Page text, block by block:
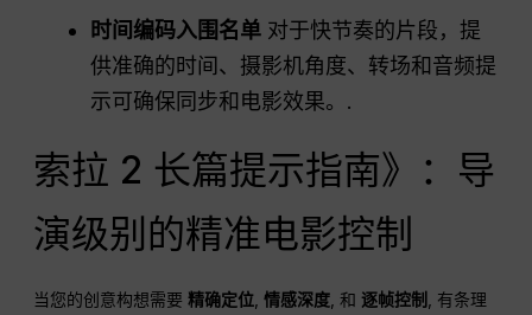
时间编码入围名单 对于快节奏的片段，提
供准确的时间、摄影机角度、转场和音频提
示可确保同步和电影效果。.
索拉 2 长篇提示指南》：导
演级别的精准电影控制
当您的创意构想需要精确定位 ,情感深度 , 和逐帧控制
, 有条理